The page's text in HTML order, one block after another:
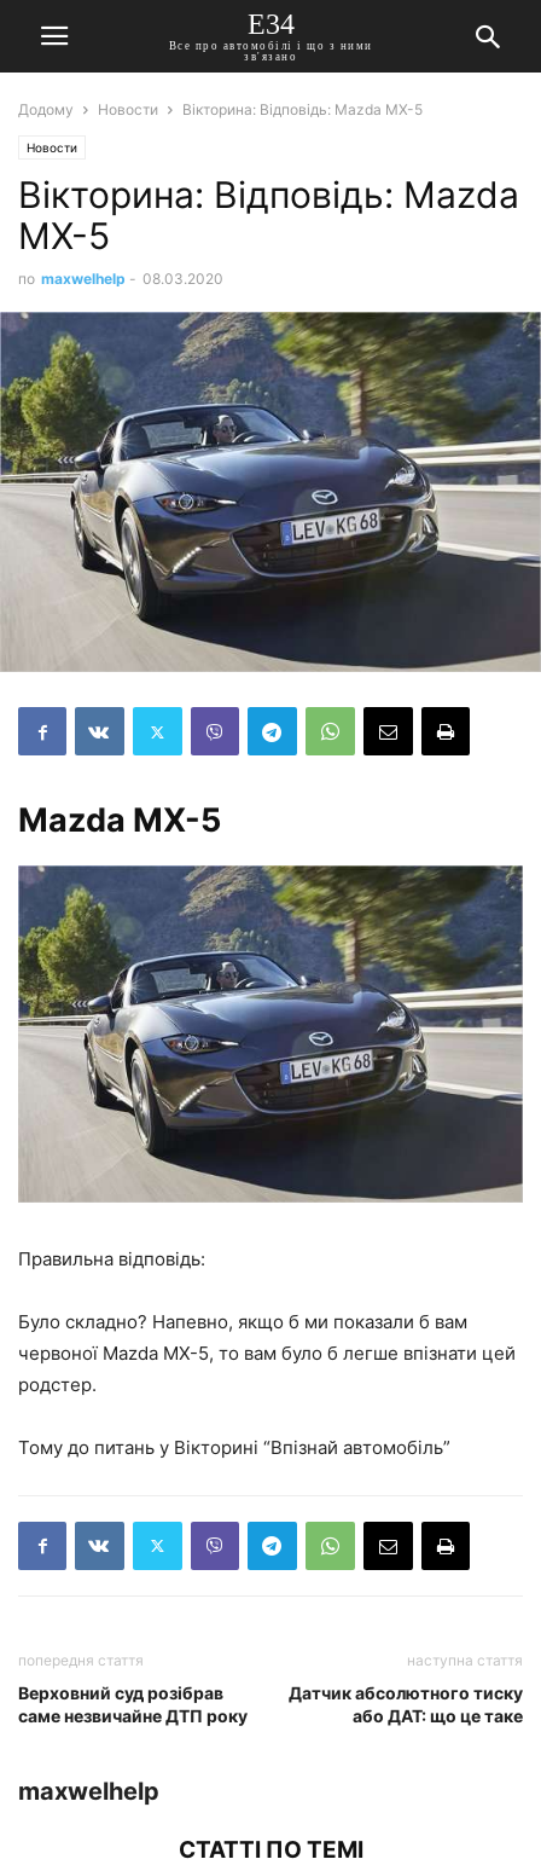
E34
Все про автомобілі і що з ними
зв'язано
Додому Новости Вікторина: Відповідь: Mazda MX-5
Новости
Вікторина: Відповідь: Mazda
MX-5
по maxwelhelp - 08.03.2020
Mazda MX-5
Правильна відповідь:
Було складно? Напевно, якщо б ми показали б вам
червоної Mazda MX-5, то вам було б легше впізнати цей
родстер.
Тому до питань у Вікторині “Впізнай автомобіль”
попередня стаття
Верховний суд розібрав
саме незвичайне ДТП року
наступна стаття
Датчик абсолютного тиску
або ДАТ: що це таке
maxwelhelp
СТАТТІ ПО ТЕМІ